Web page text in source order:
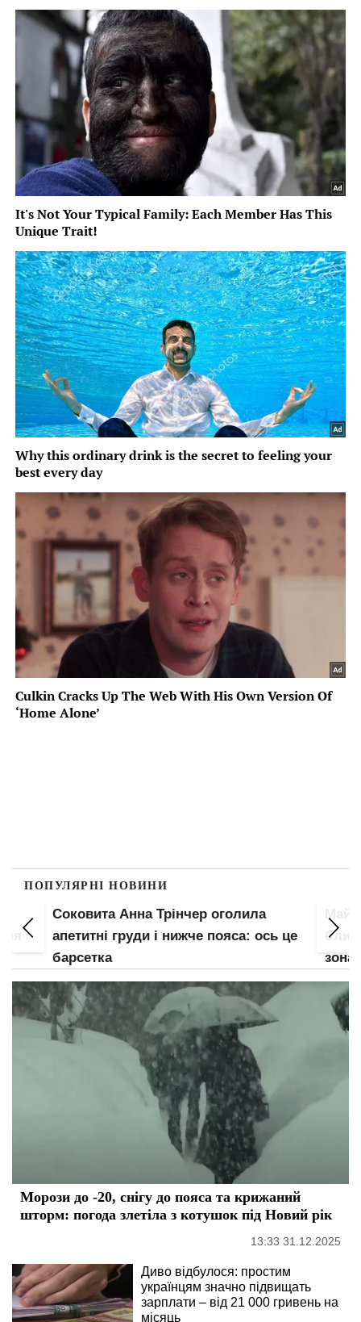
ПОПУЛЯРНІ НОВИНИ
Соковита Анна Трінчер оголила
апетитні груди і нижче пояса: ось це
барсетка
зона
Морози до -20, снігу до пояса та крижаний
шторм: погода злетіла з котушок під Новий рік
13:33 31.12.2025
Диво відбулося: простим
українцям значно підвищать
зарплати – від 21 000 гривень на
місяць